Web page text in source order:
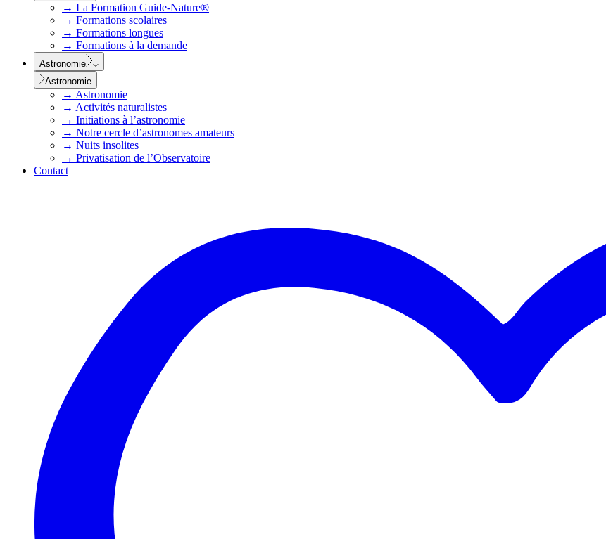
→ La Formation Guide-Nature®
→ Formations scolaires
→ Formations longues
→ Formations à la demande
Astronomie
Astronomie
→ Astronomie
→ Activités naturalistes
→ Initiations à l’astronomie
→ Notre cercle d’astronomes amateurs
→ Nuits insolites
→ Privatisation de l’Observatoire
Contact